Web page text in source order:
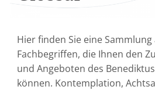
Hier finden Sie eine
Fachbegriffen, die Ihnen den
und Angeboten des
können. Kontemplation,